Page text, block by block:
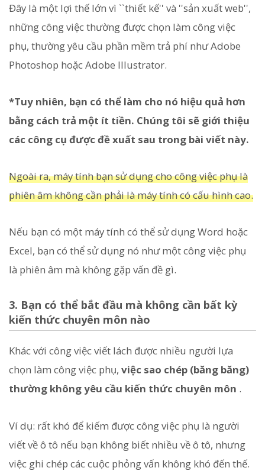
Đây là một lợi thế lớn vì ``thiết kế'' và ''sản xuất web'',
những công việc thường được chọn làm công việc
phụ, thường yêu cầu phần mềm trả phí như Adobe
Photoshop hoặc Adobe Illustrator.
*Tuy nhiên, bạn có thể làm cho nó hiệu quả hơn
bằng cách trả một ít tiền. Chúng tôi sẽ giới thiệu
các công cụ được đề xuất sau trong bài viết này.
Ngoài ra, máy tính bạn sử dụng cho công việc phụ là
phiên âm không cần phải là máy tính có cấu hình cao.
Nếu bạn có một máy tính có thể sử dụng Word hoặc
Excel, bạn có thể sử dụng nó như một công việc phụ
là phiên âm mà không gặp vấn đề gì.
3. Bạn có thể bắt đầu mà không cần bất kỳ
kiến ​​thức chuyên môn nào
Khác với công việc viết lách được nhiều người lựa
chọn làm công việc phụ, việc sao chép (băng băng)
thường không yêu cầu kiến ​​thức chuyên môn .
Ví dụ: rất khó để kiếm được công việc phụ là người
viết về ô tô nếu bạn không biết nhiều về ô tô, nhưng
việc ghi chép các cuộc phỏng vấn không khó đến thế.